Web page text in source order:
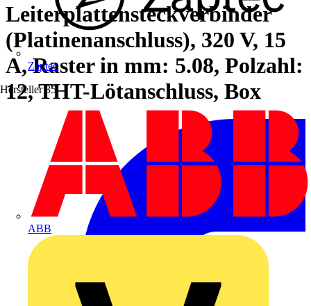
Zaptec
Hersteller 35
ABB
Leiterplattensteckverbinder
(Platinenanschluss), 320 V, 15
A, Raster in mm: 5.08, Polzahl:
12, THT-Lötanschluss, Box